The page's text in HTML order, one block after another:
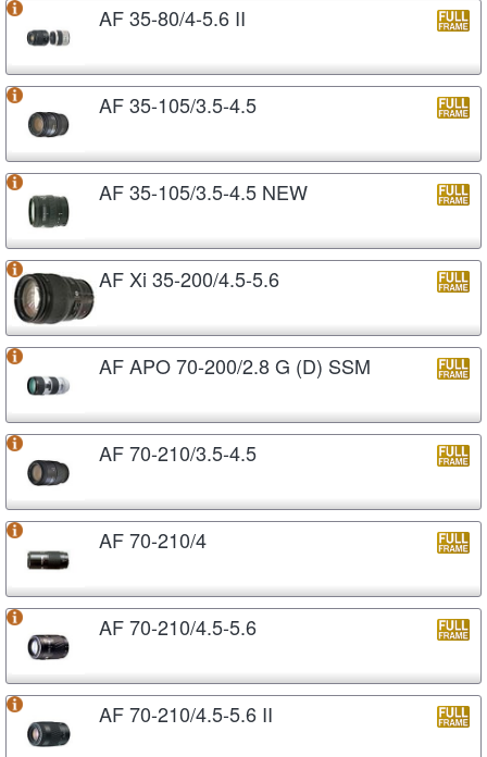
AF 35-80/4-5.6 II
AF 35-105/3.5-4.5
AF 35-105/3.5-4.5 NEW
AF Xi 35-200/4.5-5.6
AF APO 70-200/2.8 G (D) SSM
AF 70-210/3.5-4.5
AF 70-210/4
AF 70-210/4.5-5.6
AF 70-210/4.5-5.6 II